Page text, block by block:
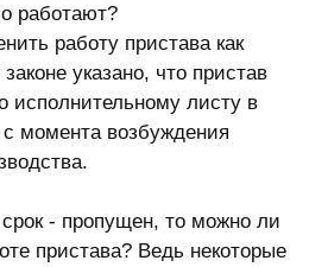
работают?
работу пристава как
указано, что пристав
исполнительному листу в
момента возбуждения
- пропущен, то можно ли
пристава? Ведь некоторые